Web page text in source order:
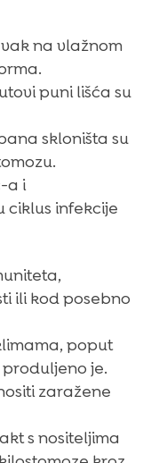
na vlažnom
puni lišća su
skloništa su
a i
infekcije
ili kod posebno
poput
je.
zaražene
s nositeljima